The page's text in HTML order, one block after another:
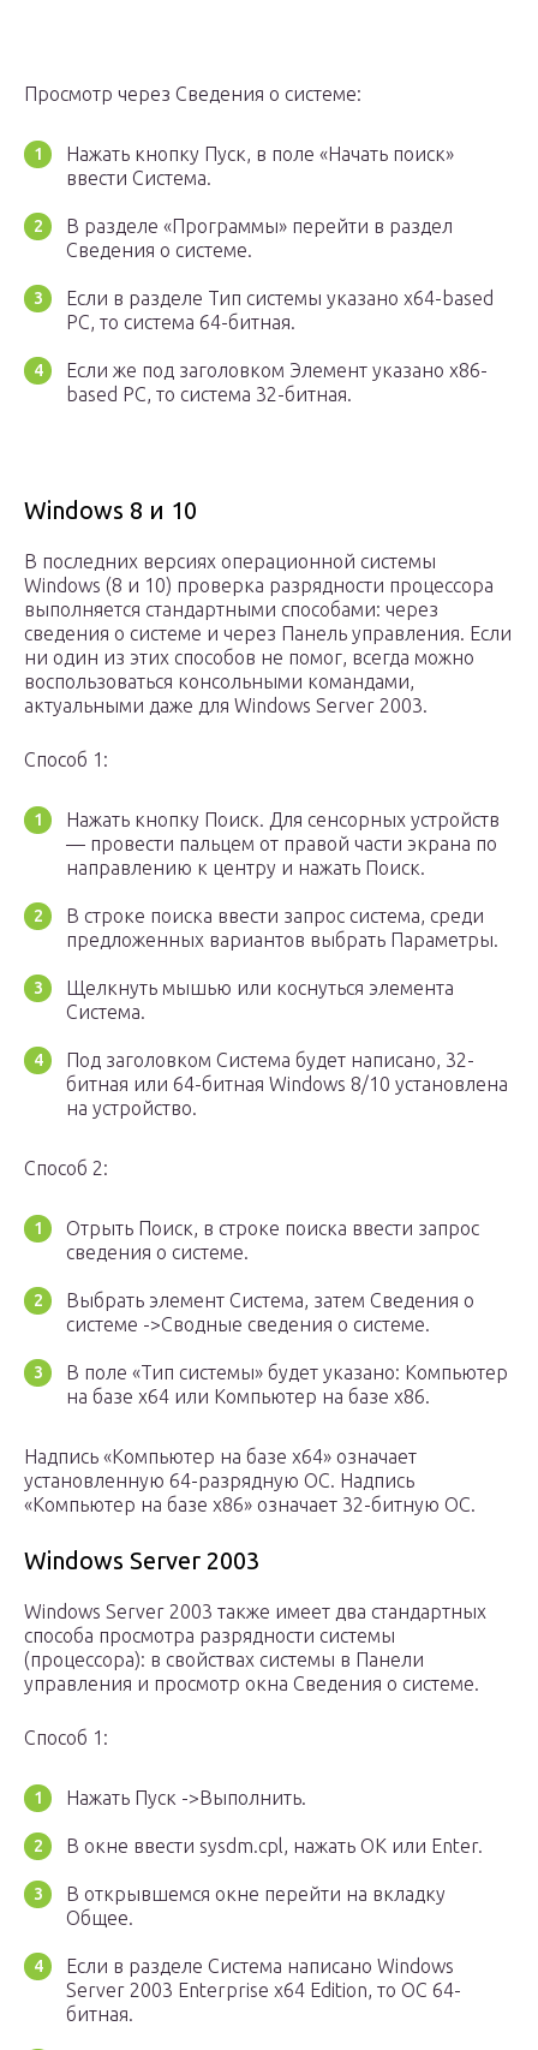
Просмотр через Сведения о системе:
Нажать кнопку Пуск, в поле «Начать поиск»
ввести Система.
В разделе «Программы» перейти в раздел
Сведения о системе.
Если в разделе Тип системы указано x64-based
PC, то система 64-битная.
Если же под заголовком Элемент указано x86-
based PC, то система 32-битная.
Windows 8 и 10
В последних версиях операционной системы
Windows (8 и 10) проверка разрядности процессора
выполняется стандартными способами: через
сведения о системе и через Панель управления. Если
ни один из этих способов не помог, всегда можно
воспользоваться консольными командами,
актуальными даже для Windows Server 2003.
Способ 1:
Нажать кнопку Поиск. Для сенсорных устройств
— провести пальцем от правой части экрана по
направлению к центру и нажать Поиск.
В строке поиска ввести запрос система, среди
предложенных вариантов выбрать Параметры.
Щелкнуть мышью или коснуться элемента
Система.
Под заголовком Система будет написано, 32-
битная или 64-битная Windows 8/10 установлена
на устройство.
Способ 2:
Отрыть Поиск, в строке поиска ввести запрос
сведения о системе.
Выбрать элемент Система, затем Сведения о
системе ->Сводные сведения о системе.
В поле «Тип системы» будет указано: Компьютер
на базе x64 или Компьютер на базе x86.
Надпись «Компьютер на базе x64» означает
установленную 64-разрядную ОС. Надпись
«Компьютер на базе x86» означает 32-битную ОС.
Windows Server 2003
Windows Server 2003 также имеет два стандартных
способа просмотра разрядности системы
(процессора): в свойствах системы в Панели
управления и просмотр окна Сведения о системе.
Способ 1:
Нажать Пуск ->Выполнить.
В окне ввести sysdm.cpl, нажать ОК или Enter.
В открывшемся окне перейти на вкладку
Общее.
Если в разделе Система написано Windows
Server 2003 Enterprise x64 Edition, то ОС 64-
битная.